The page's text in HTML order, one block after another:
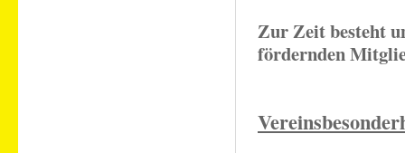
Zur Zeit besteht
fördernden